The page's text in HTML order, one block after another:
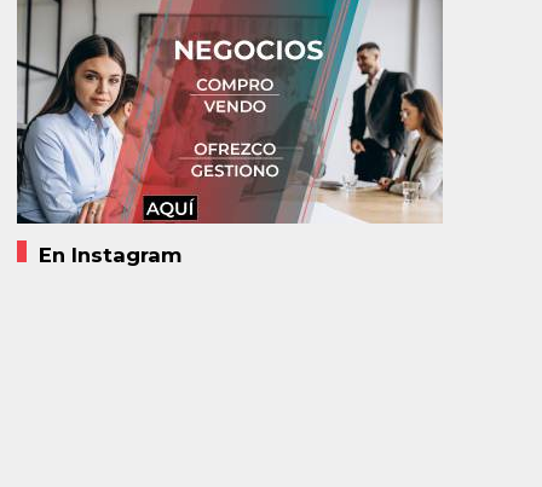
En Instagram